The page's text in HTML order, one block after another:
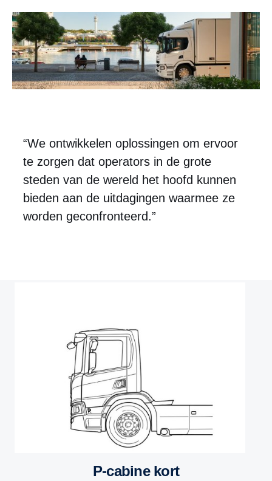
“We ontwikkelen oplossingen om ervoor
te zorgen dat operators in de grote
steden van de wereld het hoofd kunnen
bieden aan de uitdagingen waarmee ze
worden geconfronteerd.”
P-cabine kort